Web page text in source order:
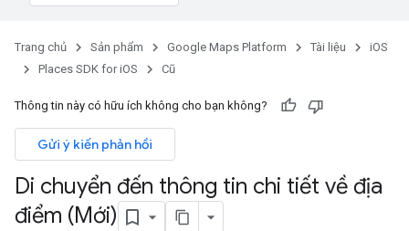
Trang chủ Sản phẩm Google Maps Platform Tài liệu
iOS
Places SDK for iOS
Cũ
Thông tin này có hữu ích không cho bạn không?
Gửi ý kiến phản hồi
Di chuyển đến thông tin chi tiết về địa
điểm (Mới)